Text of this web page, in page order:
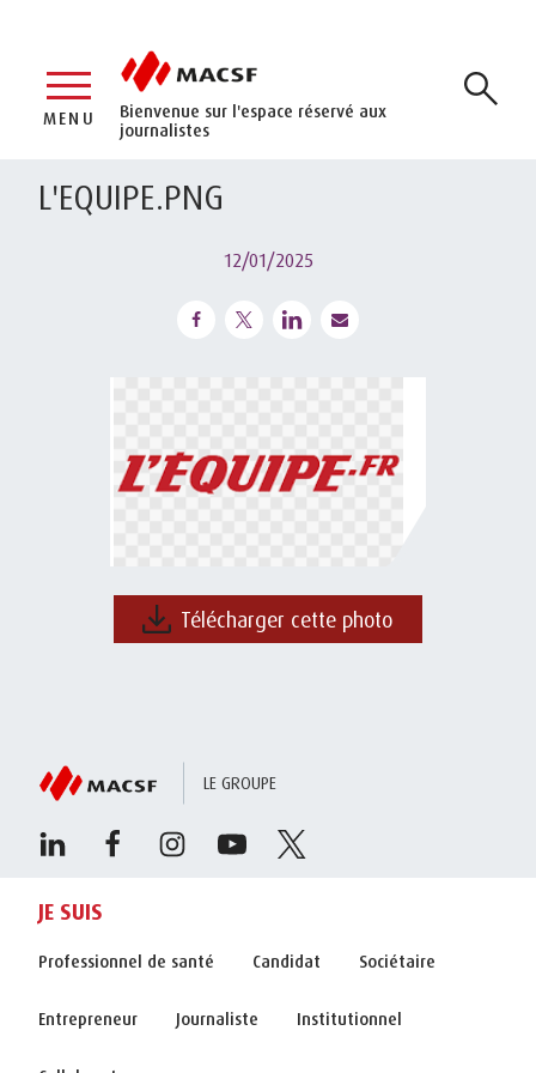
Bienvenue sur l'espace réservé aux
journalistes
MENU
L'EQUIPE.PNG
12/01/2025
Télécharger cette photo
LE GROUPE
JE SUIS
Professionnel de santé Candidat Sociétaire
Entrepreneur Journaliste Institutionnel